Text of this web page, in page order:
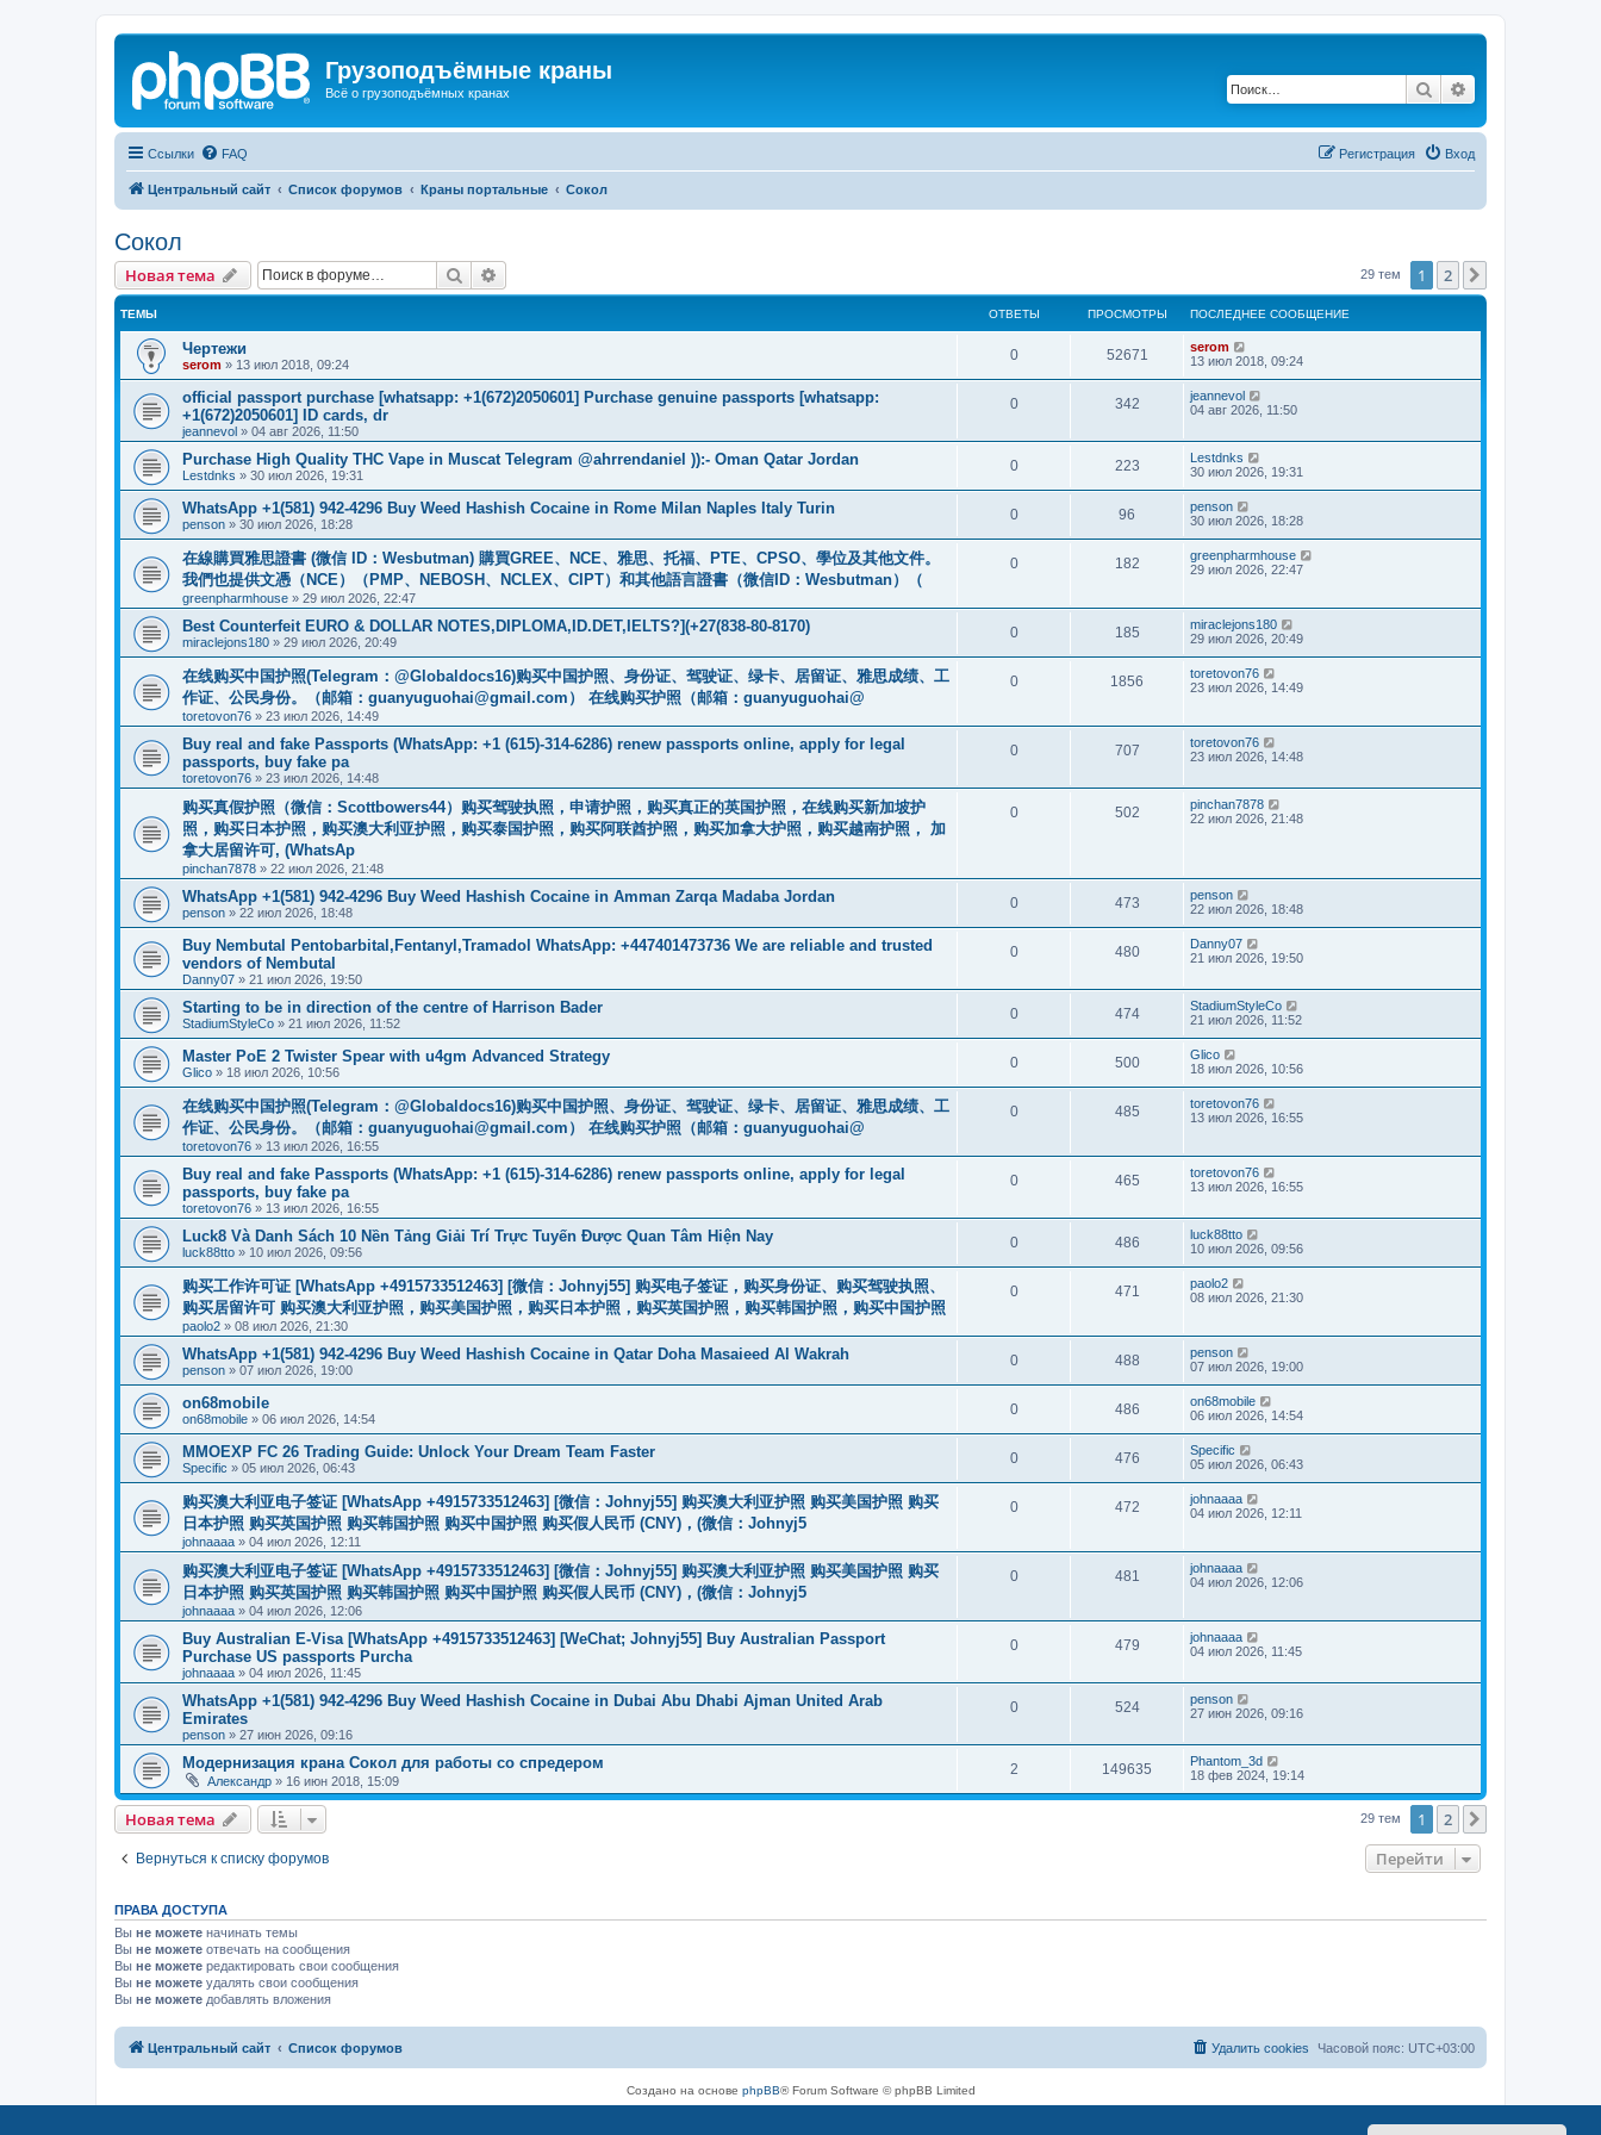
Грузоподъёмные краны
Всё о грузоподъёмных кранах Поиск
Ссылки FAQ Вход
Регистрация
Центральный сайт Список форумов Краны портальные Сокол
Сокол
Новая тема Поиск 29 тем 1 2
ТЕМЫ ОТВЕТЫ ПРОСМОТРЫ ПОСЛЕДНЕЕ СООБЩЕНИЕ
Чертежи
serom » 13 июл 2018, 09:24
0 52671
serom
13 июл 2018, 09:24
official passport purchase [whatsapp: +1(672)2050601] Purchase genuine passports [whatsapp:
+1(672)2050601] ID cards, dr
jeannevol » 04 авг 2026, 11:50
0 342
jeannevol
04 авг 2026, 11:50
Purchase High Quality THC Vape in Muscat Telegram @ahrrendaniel )):- Oman Qatar Jordan
Lestdnks » 30 июл 2026, 19:31
0 223
Lestdnks
30 июл 2026, 19:31
WhatsApp +1(581) 942-4296 Buy Weed Hashish Cocaine in Rome Milan Naples Italy Turin
penson » 30 июл 2026, 18:28
0 96
penson
30 июл 2026, 18:28
在線購買雅思證書 (微信 ID：Wesbutman) 購買GREE、NCE、雅思、托福、PTE、CPSO、學位及其他文件。
我們也提供文憑（NCE）（PMP、NEBOSH、NCLEX、CIPT）和其他語言證書（微信ID：Wesbutman）（
greenpharmhouse » 29 июл 2026, 22:47
0 182
greenpharmhouse
29 июл 2026, 22:47
Best Counterfeit EURO & DOLLAR NOTES,DIPLOMA,ID.DET,IELTS?](+27(838-80-8170)
miraclejons180 » 29 июл 2026, 20:49
0 185
miraclejons180
29 июл 2026, 20:49
在线购买中国护照(Telegram：@Globaldocs16)购买中国护照、身份证、驾驶证、绿卡、居留证、雅思成绩、工
作证、公民身份。（邮箱： guanyuguohai@gmail.com ） 在线购买护照（邮箱：guanyuguohai@
toretovon76 » 23 июл 2026, 14:49
0 1856
toretovon76
23 июл 2026, 14:49
Buy real and fake Passports (WhatsApp: +1 (615)-314-6286) renew passports online, apply for legal
passports, buy fake pa
toretovon76 » 23 июл 2026, 14:48
0 707
toretovon76
23 июл 2026, 14:48
购买真假护照（微信：Scottbowers44）购买驾驶执照，申请护照，购买真正的英国护照，在线购买新加坡护
照，购买日本护照，购买澳大利亚护照，购买泰国护照，购买阿联酋护照，购买加拿大护照，购买越南护照， 加
拿大居留许可, (WhatsAp
pinchan7878 » 22 июл 2026, 21:48
0 502
pinchan7878
22 июл 2026, 21:48
WhatsApp +1(581) 942-4296 Buy Weed Hashish Cocaine in Amman Zarqa Madaba Jordan
penson » 22 июл 2026, 18:48
0 473
penson
22 июл 2026, 18:48
Buy Nembutal Pentobarbital,Fentanyl,Tramadol WhatsApp: +447401473736 We are reliable and trusted
vendors of Nembutal
Danny07 » 21 июл 2026, 19:50
0 480
Danny07
21 июл 2026, 19:50
Starting to be in direction of the centre of Harrison Bader
StadiumStyleCo » 21 июл 2026, 11:52
0 474
StadiumStyleCo
21 июл 2026, 11:52
Master PoE 2 Twister Spear with u4gm Advanced Strategy
Glico » 18 июл 2026, 10:56
0 500
Glico
18 июл 2026, 10:56
在线购买中国护照(Telegram：@Globaldocs16)购买中国护照、身份证、驾驶证、绿卡、居留证、雅思成绩、工
作证、公民身份。（邮箱： guanyuguohai@gmail.com ） 在线购买护照（邮箱：guanyuguohai@
toretovon76 » 13 июл 2026, 16:55
0 485
toretovon76
13 июл 2026, 16:55
Buy real and fake Passports (WhatsApp: +1 (615)-314-6286) renew passports online, apply for legal
passports, buy fake pa
toretovon76 » 13 июл 2026, 16:55
0 465
toretovon76
13 июл 2026, 16:55
Luck8 Và Danh Sách 10 Nền Tảng Giải Trí Trực Tuyến Được Quan Tâm Hiện Nay
luck88tto » 10 июл 2026, 09:56
0 486
luck88tto
10 июл 2026, 09:56
购买工作许可证 [WhatsApp +4915733512463] [微信：Johnyj55] 购买电子签证，购买身份证、购买驾驶执照、
购买居留许可 购买澳大利亚护照，购买美国护照，购买日本护照，购买英国护照，购买韩国护照，购买中国护照
paolo2 » 08 июл 2026, 21:30
0 471
paolo2
08 июл 2026, 21:30
WhatsApp +1(581) 942-4296 Buy Weed Hashish Cocaine in Qatar Doha Masaieed Al Wakrah
penson » 07 июл 2026, 19:00
0 488
penson
07 июл 2026, 19:00
on68mobile
on68mobile » 06 июл 2026, 14:54
0 486
on68mobile
06 июл 2026, 14:54
MMOEXP FC 26 Trading Guide: Unlock Your Dream Team Faster
Specific » 05 июл 2026, 06:43
0 476
Specific
05 июл 2026, 06:43
购买澳大利亚电子签证 [WhatsApp +4915733512463] [微信：Johnyj55] 购买澳大利亚护照 购买美国护照 购买
日本护照 购买英国护照 购买韩国护照 购买中国护照 购买假人民币 (CNY)，(微信：Johnyj5
johnaaaa » 04 июл 2026, 12:11
0 472
johnaaaa
04 июл 2026, 12:11
购买澳大利亚电子签证 [WhatsApp +4915733512463] [微信：Johnyj55] 购买澳大利亚护照 购买美国护照 购买
日本护照 购买英国护照 购买韩国护照 购买中国护照 购买假人民币 (CNY)，(微信：Johnyj5
johnaaaa » 04 июл 2026, 12:06
0 481
johnaaaa
04 июл 2026, 12:06
Buy Australian E-Visa [WhatsApp +4915733512463] [WeChat; Johnyj55] Buy Australian Passport
Purchase US passports Purcha
johnaaaa » 04 июл 2026, 11:45
0 479
johnaaaa
04 июл 2026, 11:45
WhatsApp +1(581) 942-4296 Buy Weed Hashish Cocaine in Dubai Abu Dhabi Ajman United Arab
Emirates
penson » 27 июн 2026, 09:16
0 524
penson
27 июн 2026, 09:16
Модернизация крана Сокол для работы со спредером
Александр » 16 июн 2018, 15:09
2 149635
Phantom_3d
18 фев 2024, 19:14
Новая тема 29 тем 1 2
Вернуться к списку форумов Перейти
ПРАВА ДОСТУПА
Вы не можете начинать темы
Вы не можете отвечать на сообщения
Вы не можете редактировать свои сообщения
Вы не можете удалять свои сообщения
Вы не можете добавлять вложения
Центральный сайт Список форумов Часовой пояс: UTC+03:00
Удалить cookies
Создано на основе phpBB® Forum Software © phpBB Limited